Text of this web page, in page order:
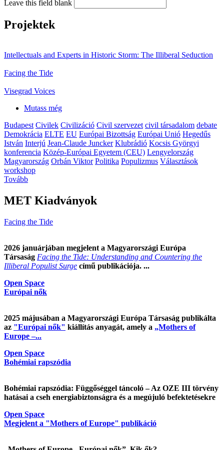
Leave this field blank
Projektek
Intellectuals and Experts in Historic Storm: The Illiberal Seduction
Facing the Tide
Visegrad Voices
Mutass még
Budapest Civilek Civilizáció Civil szervezet civil társadalom debate
Demokrácia ELTE EU Európai Bizottság Európai Unió Hegedűs
István Interjú Jean-Claude Juncker Klubrádió Kocsis Györgyi
konferencia Közép-Európai Egyetem (CEU) Lengyelország
Magyarország Orbán Viktor Politika Populizmus Választások
workshop
Tovább
MET Kiadványok
Facing the Tide
2026 januárjában megjelent a Magyarországi Európa
Társaság Facing the Tide: Understanding and Countering the
Illiberal Populist Surge című publikációja. ...
Open Space
Európai nők
2025 májusában a Magyarországi Európa Társaság publikálta
az "Európai nők" kiállítás anyagát, amely a „Mothers of
Europe –...
Open Space
Bohémiai rapszódia
Bohémiai rapszódia: Függőséggel táncoló – Az OZE III törvény
hatásai a cseh energiabiztonságra és a megújuló befektetésekre
Open Space
Megjelent a "Mothers of Europe" publikáció